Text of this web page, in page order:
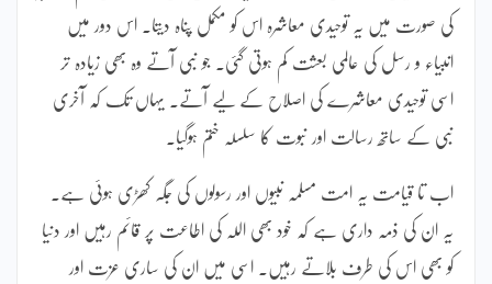
کی صورت میں یہ توحیدی معاشرہ اس کو مکمل پناہ دیتا۔ اس دور میں
انبیاء و رسل کی عالمی بعثت کم ہوتی گئی۔ جو نبی آتے وہ بھی زیادہ تر
اسی توحیدی معاشرے کی اصلاح کے لیے آتے۔ یہاں تک کہ آخری
نبی کے ساتھ رسالت اور نبوت کا سلسلہ ختم ہوگیا۔
اب تا قیامت یہ امت مسلمہ نبیوں اور رسولوں کی جگہ کھڑی ہوئی ہے۔
یہ ان کی ذمہ داری ہے کہ خود بھی اللہ کی اطاعت پر قائم رہیں اور دنیا
کو بھی اس کی طرف بلاتے رہیں۔ اسی میں ان کی ساری عزت اور